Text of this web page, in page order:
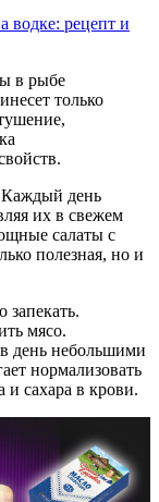
водке: рецепт и
в рыбе
только
Каждый день
их в свежем
салаты с
полезная, но и
запекать.
мясо.
день небольшими
нормализовать
и сахара в крови.